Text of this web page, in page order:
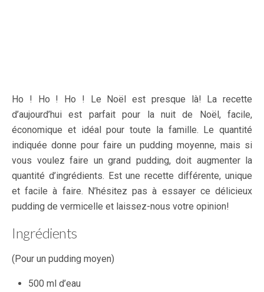
Ho ! Ho ! Ho ! Le Noël est presque là! La recette
d’aujourd’hui est parfait pour la nuit de Noël, facile,
économique et idéal pour toute la famille. Le quantité
indiquée donne pour faire un pudding moyenne, mais si
vous voulez faire un grand pudding, doit augmenter la
quantité d’ingrédients. Est une recette différente, unique
et facile à faire. N’hésitez pas à essayer ce délicieux
pudding de vermicelle et laissez-nous votre opinion!
Ingrédients
(Pour un pudding moyen)
500 ml d’eau